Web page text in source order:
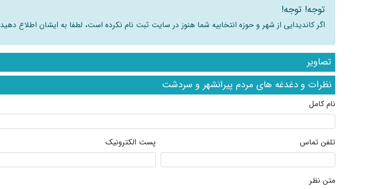
توجه! توجه!
اگر کاندیدایی از شهر و حوزه انتخابیه شما هنوز در سایت ثبت نام نکرده است، لطفا به ایشان اطلاع دهید
تصاویر
نظرات و دغدغه های مردم پیرانشهر و سردشت
نام کامل
تلفن تماس پست الکترونیک
متن نظر